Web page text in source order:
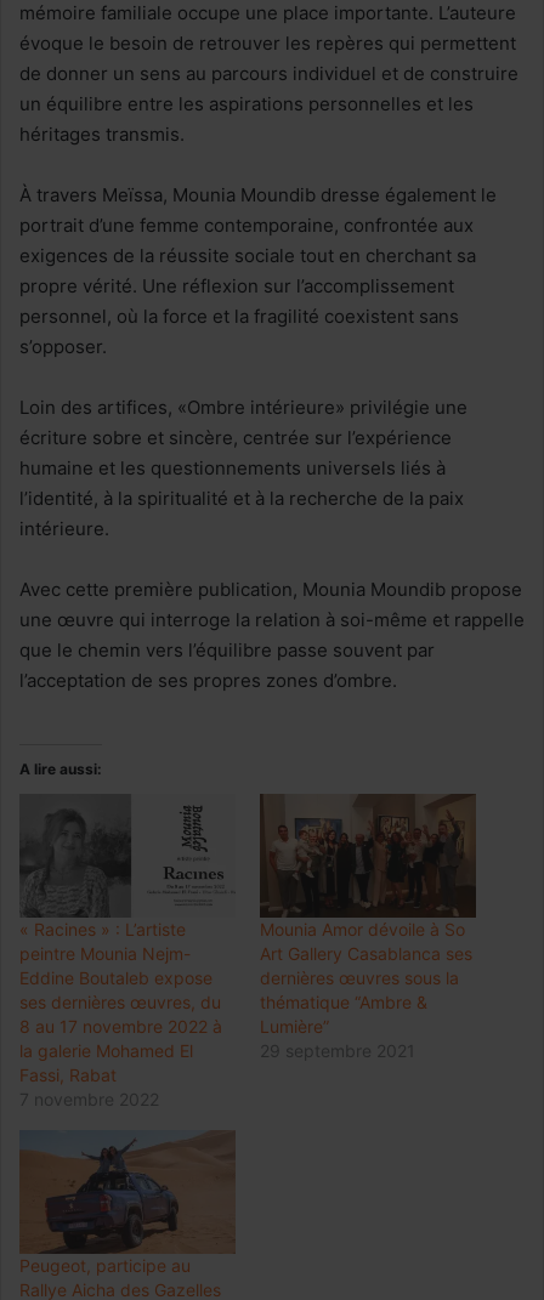
mémoire familiale occupe une place importante. L’auteure
évoque le besoin de retrouver les repères qui permettent
de donner un sens au parcours individuel et de construire
un équilibre entre les aspirations personnelles et les
héritages transmis.
À travers Meïssa, Mounia Moundib dresse également le
portrait d’une femme contemporaine, confrontée aux
exigences de la réussite sociale tout en cherchant sa
propre vérité. Une réflexion sur l’accomplissement
personnel, où la force et la fragilité coexistent sans
s’opposer.
Loin des artifices, «Ombre intérieure» privilégie une
écriture sobre et sincère, centrée sur l’expérience
humaine et les questionnements universels liés à
l’identité, à la spiritualité et à la recherche de la paix
intérieure.
Avec cette première publication, Mounia Moundib propose
une œuvre qui interroge la relation à soi-même et rappelle
que le chemin vers l’équilibre passe souvent par
l’acceptation de ses propres zones d’ombre.
A lire aussi:
« Racines » : L’artiste
peintre Mounia Nejm-
Eddine Boutaleb expose
ses dernières œuvres, du
8 au 17 novembre 2022 à
la galerie Mohamed El
Fassi, Rabat
7 novembre 2022
Mounia Amor dévoile à So
Art Gallery Casablanca ses
dernières œuvres sous la
thématique “Ambre &
Lumière”
29 septembre 2021
Peugeot, participe au
Rallye Aicha des Gazelles